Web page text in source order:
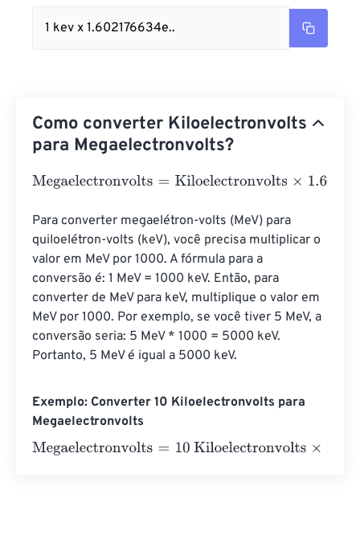
1 kev x 1.602176634e..
Como converter Kiloelectronvolts
para Megaelectronvolts?
Megaelectronvolts=Kiloelectronvolts×1.602176634
Para converter megaelétron-volts (MeV) para
quiloelétron-volts (keV), você precisa multiplicar o
valor em MeV por 1000. A fórmula para a
conversão é: 1 MeV = 1000 keV. Então, para
converter de MeV para keV, multiplique o valor em
MeV por 1000. Por exemplo, se você tiver 5 MeV, a
conversão seria: 5 MeV * 1000 = 5000 keV.
Portanto, 5 MeV é igual a 5000 keV.
Exemplo: Converter 10 Kiloelectronvolts para
Megaelectronvolts
Megaelectronvolts=10 Kiloelectronvolts×1.602176634